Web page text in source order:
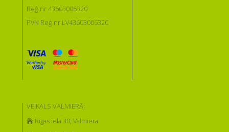
Reģ.nr 43603006320
PVN Reģ.nr LV43603006320
VEIKALS VALMIERĀ:
Rīgas iela 30, Valmiera